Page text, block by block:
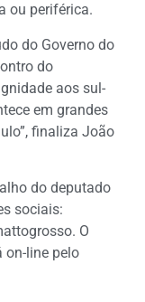
ou periférica.
do Governo do
do
aos sul-
em grandes
finaliza João
do deputado
sociais:
O
on-line pelo